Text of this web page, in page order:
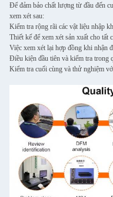
Để đảm bảo chất lượng từ đầu đến
xem xét sau:
Kiểm tra rộng rãi các vật liệu nhập
Thiết kế để xem xét sản xuất cho tất
Việc xem xét lại hợp đồng khi nhận
Điều kiện đầu tiên và kiểm tra trong
Kiểm tra cuối cùng và thử nghiệm